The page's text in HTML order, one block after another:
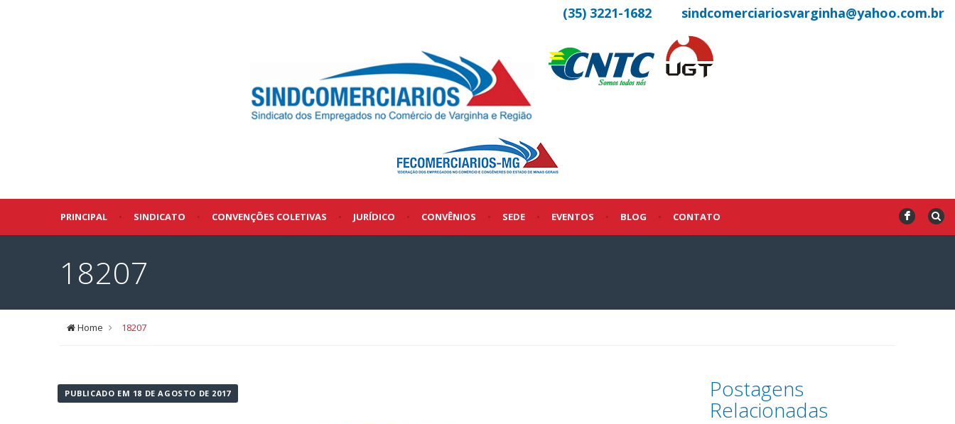
(35) 3221-1682 sindcomerciariosvarginha@yahoo.com.br
PRINCIPAL • SINDICATO • CONVENÇÕES COLETIVAS • JURÍDICO • CONVÊNIOS • SEDE • EVENTOS • BLOG • CONTATO F
18207
Home 18207
PUBLICADO EM 18 DE AGOSTO DE 2017 Postagens
Relacionadas